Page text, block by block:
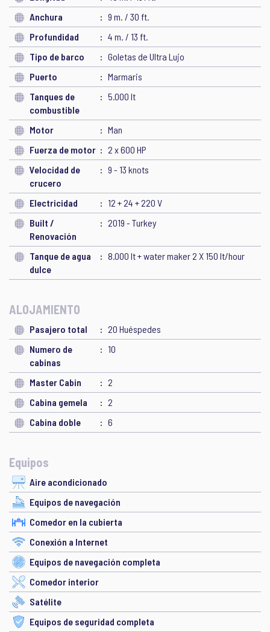
Anchura
9 m. / 30 ft.
Profundidad
4 m. / 13 ft.
Tipo de barco
Goletas de Ultra Lujo
Puerto
Marmaris
Tanques de
combustible
5.000 lt
Motor
Man
Fuerza de motor
2 x 600 HP
Velocidad de
crucero
9 - 13 knots
Electricidad
12 + 24 + 220 V
Built /
Renovación
2019 - Turkey
Tanque de agua
dulce
8.000 lt + water maker 2 X 150 lt/hour
ALOJAMIENTO
Pasajero total
20 Huéspedes
Numero de
cabinas
10
Master Cabin
2
Cabina gemela
2
Cabina doble
6
Equipos
Aire acondicionado
Equipos de navegación
Comedor en la cubierta
Conexión a Internet
Equipos de navegación completa
Comedor interior
Satélite
Equipos de seguridad completa